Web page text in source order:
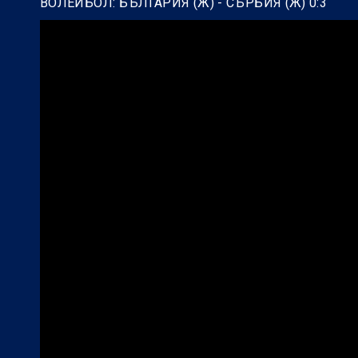
БГ Футбол: Левски подчини Локо Пд